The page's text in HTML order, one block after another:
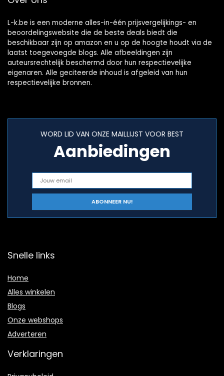
L-k.be is een moderne alles-in-één prijsvergelijkings- en
beoordelingswebsite die de beste deals biedt die
beschikbaar zijn op amazon en u op de hoogte houdt via de
laatst toegevoegde blogs. Alle afbeeldingen zijn
auteursrechtelijk beschermd door hun respectievelijke
eigenaren. Alle geciteerde inhoud is afgeleid van hun
respectievelijke bronnen.
WORD LID VAN ONZE MAILLIJST VOOR BEST
Aanbiedingen
Snelle links
Home
Alles winkelen
Blogs
Onze webshops
Adverteren
Verklaringen